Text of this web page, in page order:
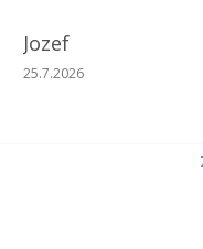
Jozef
Hodnotenie obchodu je 5
25.7.2026